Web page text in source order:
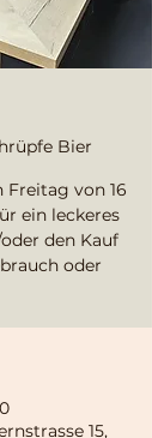
Bier
Freitag von 16
ein leckeres
den Kauf
oder
15,